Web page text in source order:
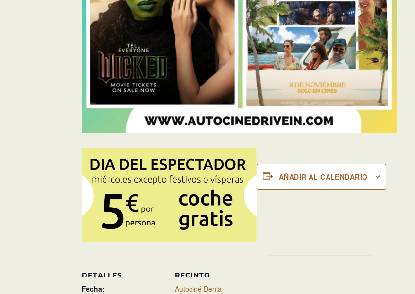
AÑADIR AL CALENDARIO
DETALLES
Fecha:
RECINTO
Autociné Denia